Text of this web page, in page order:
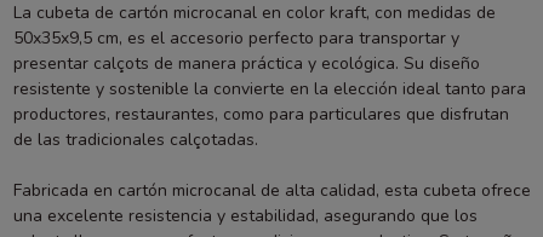
La cubeta de cartón microcanal en color kraft, con medidas de
50x35x9,5 cm, es el accesorio perfecto para transportar y
presentar calçots de manera práctica y ecológica. Su diseño
resistente y sostenible la convierte en la elección ideal tanto para
productores, restaurantes, como para particulares que disfrutan
de las tradicionales calçotadas.
Fabricada en cartón microcanal de alta calidad, esta cubeta ofrece
una excelente resistencia y estabilidad, asegurando que los